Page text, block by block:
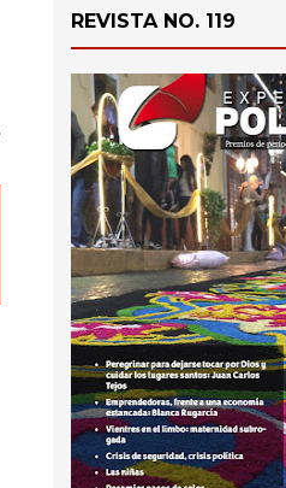
REVISTA NO. 119